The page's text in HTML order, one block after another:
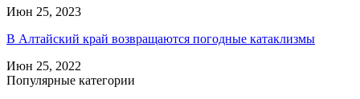
Июн 25, 2023
В Алтайский край возвращаются погодные катаклизмы
Июн 25, 2022
Популярные категории